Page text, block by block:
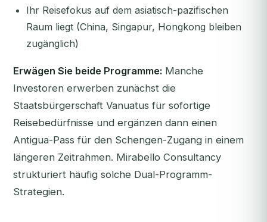
Ihr Reisefokus auf dem asiatisch-pazifischen
Raum liegt (China, Singapur, Hongkong bleiben
zugänglich)
Erwägen Sie beide Programme: Manche
Investoren erwerben zunächst die
Staatsbürgerschaft Vanuatus für sofortige
Reisebedürfnisse und ergänzen dann einen
Antigua-Pass für den Schengen-Zugang in einem
längeren Zeitrahmen. Mirabello Consultancy
strukturiert häufig solche Dual-Programm-
Strategien.